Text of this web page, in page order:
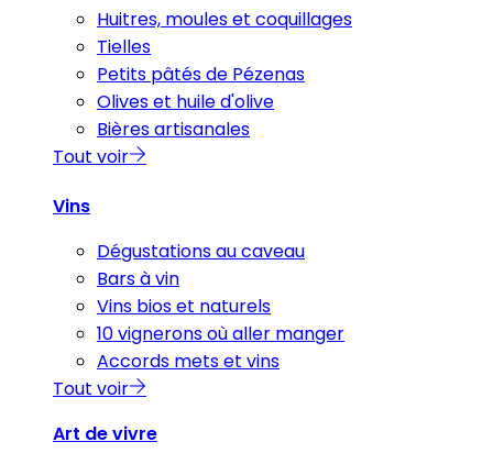
Huitres, moules et coquillages
Tielles
Petits pâtés de Pézenas
Olives et huile d'olive
Bières artisanales
Tout voir
Vins
Dégustations au caveau
Bars à vin
Vins bios et naturels
10 vignerons où aller manger
Accords mets et vins
Tout voir
Art de vivre